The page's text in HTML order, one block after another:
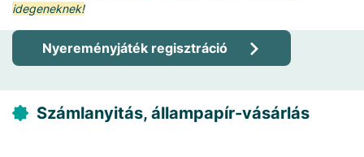
idegeneknek!
Nyereményjáték regisztráció
Számlanyitás, állampapír-vásárlás